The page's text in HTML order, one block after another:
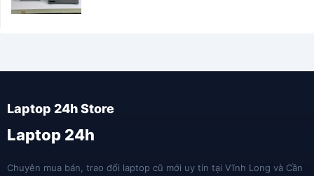
Laptop 24h
Chuyên mua bán, trao đổi laptop cũ mới uy tín tại Vĩnh Long và Cần